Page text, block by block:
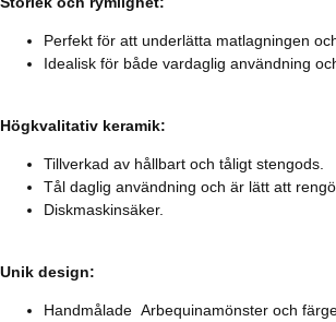
Perfekt för att underlätta matlagningen
Idealisk för både vardaglig användning
Högkvalitativ keramik:
Tillverkad av hållbart och tåligt stengods.
Tål daglig användning och är lätt att
Diskmaskinsäker.
Unik design:
Handmålade Arbequinamönster och